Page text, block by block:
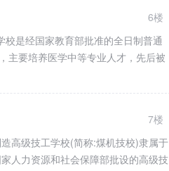
6楼
校是经国家教育部批准的全日制普通
主要培养医学中等专业人才，先后被
7楼
高级技工学校(简称:煤机技校)隶属于
人力资源和社会保障部批设的高级技